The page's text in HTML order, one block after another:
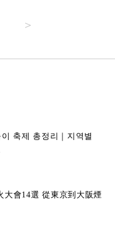
축제 총정리｜지역별
從東京到大阪煙